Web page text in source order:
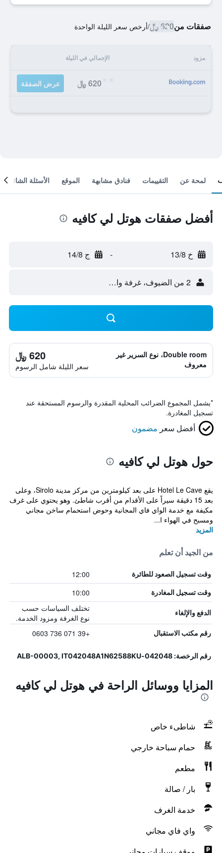
صفقات من620 ﷼ /أرخص سعر الليلة الواحدة
مزود الإجمالي في الليلة
620 ﷼ عرض الصفقة
لمحة عن التقييمات فنادق مشابهة الموقع الأسئلة الشائعة
أفضل صفقات هوتل لي كافيه
خ 13/8 - ج 14/8
2 من الضيوف، غرفة واحدة
Double room، نوع السرير غير
معروف
620 ﷼
سعر الليلة شامل الرسوم
*يشمل المجموع الضرائب المحلية المقدرة والرسوم المستحقة عند
تسجيل المغادرة.
أفضل سعر مضمون
حول هوتل لي كافيه
يقع Hotel Le Cave على بعد كيلومترين من مركز مدينة Sirolo، وعلى
بعد 15 دقيقة سيراً على الأقدام من أقرب شاطئ. وهو يحتوي على غرف
مكيفة مع خدمة الواي فاي المجانية وحوض استحمام ساخن مجاني
ومسبح في الهواء ا...
المزيد
من الجيد أن تعلم
وقت تسجيل الصعود للطائرة 12:00
وقت تسجيل المغادرة 10:00
الدفع والإلغاء
تختلف السياسات حسب
نوع الغرفة ومزود الخدمة.
رقم مكتب الاستقبال +39 071 736 0603
رقم الرخصة: 042048-ALB-00003, IT042048A1N62588KU
المزايا ووسائل الراحة في هوتل لي كافيه
شاطىء خاص
حمام سباحة خارجي
مطعم
بار / صالة
خدمة الغرف
واي فاي مجاني